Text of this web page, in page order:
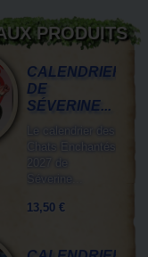
PRODUITS
CALENDRIER
DE
SÉVERINE...
Le calendrier des
Chats Enchantés
2027 de
Séverine...
13,50 €